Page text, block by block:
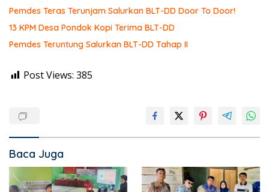
Pemdes Teras Terunjam Salurkan BLT-DD Door To Door!
13 KPM Desa Pondok Kopi Terima BLT-DD
Pemdes Teruntung Salurkan BLT-DD Tahap II
Post Views: 385
Baca Juga